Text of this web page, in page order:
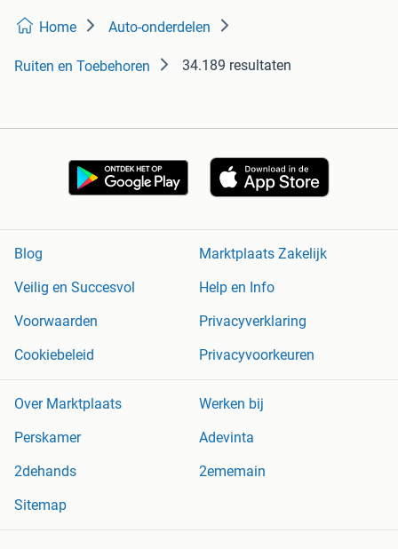
Home Auto-onderdelen
Ruiten en Toebehoren 34.189 resultaten
Blog
Marktplaats Zakelijk
Veilig en Succesvol
Help en Info
Voorwaarden
Privacyverklaring
Cookiebeleid
Privacyvoorkeuren
Over Marktplaats
Werken bij
Perskamer
Adevinta
2dehands
2ememain
Sitemap